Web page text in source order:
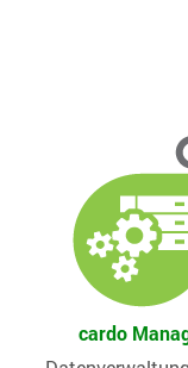
cardo